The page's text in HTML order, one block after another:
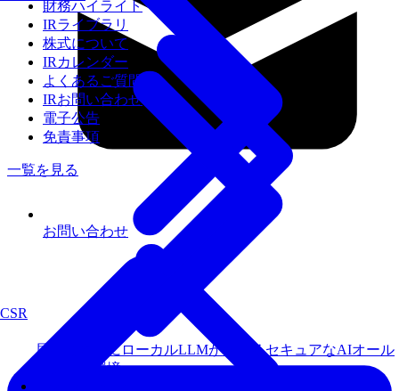
財務ハイライト
IRライブラリ
株式について
IRカレンダー
よくあるご質問
IRお問い合わせ
電子公告
免責事項
一覧を見る
CSR
届いてすぐにローカルLLMが使えるセキュアなAIオール
インワン環境
お問い合わせ